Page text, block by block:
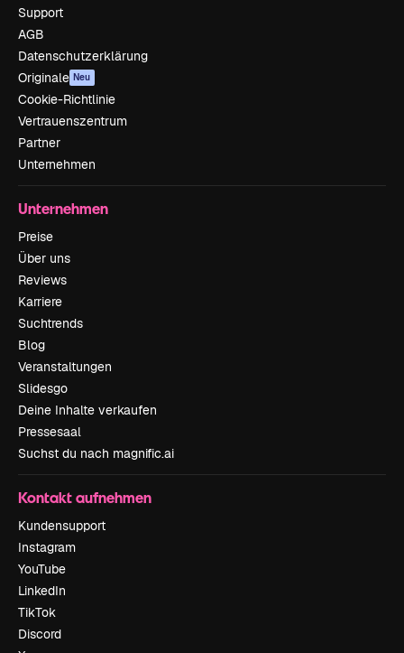
Support
AGB
Datenschutzerklärung
Originale Neu
Cookie-Richtlinie
Vertrauenszentrum
Partner
Unternehmen
Unternehmen
Preise
Über uns
Reviews
Karriere
Suchtrends
Blog
Veranstaltungen
Slidesgo
Deine Inhalte verkaufen
Pressesaal
Suchst du nach magnific.ai
Kontakt aufnehmen
Kundensupport
Instagram
YouTube
LinkedIn
TikTok
Discord